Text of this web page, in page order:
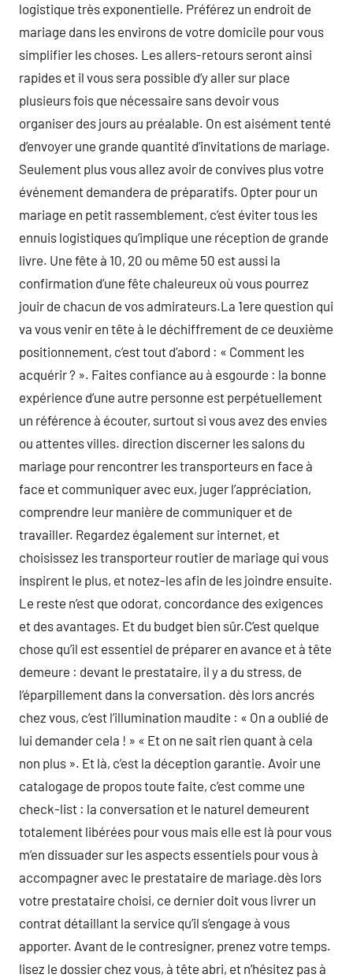
logistique très exponentielle. Préférez un endroit de
mariage dans les environs de votre domicile pour vous
simplifier les choses. Les allers-retours seront ainsi
rapides et il vous sera possible d’y aller sur place
plusieurs fois que nécessaire sans devoir vous
organiser des jours au préalable. On est aisément tenté
d’envoyer une grande quantité d’invitations de mariage.
Seulement plus vous allez avoir de convives plus votre
événement demandera de préparatifs. Opter pour un
mariage en petit rassemblement, c’est éviter tous les
ennuis logistiques qu’implique une réception de grande
livre. Une fête à 10, 20 ou même 50 est aussi la
confirmation d’une fête chaleureux où vous pourrez
jouir de chacun de vos admirateurs.La 1ere question qui
va vous venir en tête à le déchiffrement de ce deuxième
positionnement, c’est tout d’abord : « Comment les
acquérir ? ». Faites confiance au à esgourde : la bonne
expérience d’une autre personne est perpétuellement
un référence à écouter, surtout si vous avez des envies
ou attentes villes. direction discerner les salons du
mariage pour rencontrer les transporteurs en face à
face et communiquer avec eux, juger l’appréciation,
comprendre leur manière de communiquer et de
travailler. Regardez également sur internet, et
choisissez les transporteur routier de mariage qui vous
inspirent le plus, et notez-les afin de les joindre ensuite.
Le reste n’est que odorat, concordance des exigences
et des avantages. Et du budget bien sûr.C’est quelque
chose qu’il est essentiel de préparer en avance et à tête
demeure : devant le prestataire, il y a du stress, de
l’éparpillement dans la conversation. dès lors ancrés
chez vous, c’est l’illumination maudite : « On a oublié de
lui demander cela ! » « Et on ne sait rien quant à cela
non plus ». Et là, c’est la déception garantie. Avoir une
catalogage de propos toute faite, c’est comme une
check-list : la conversation et le naturel demeurent
totalement libérées pour vous mais elle est là pour vous
m’en dissuader sur les aspects essentiels pour vous à
accompagner avec le prestataire de mariage.dès lors
votre prestataire choisi, ce dernier doit vous livrer un
contrat détaillant la service qu’il s’engage à vous
apporter. Avant de le contresigner, prenez votre temps.
lisez le dossier chez vous, à tête abri, et n’hésitez pas à